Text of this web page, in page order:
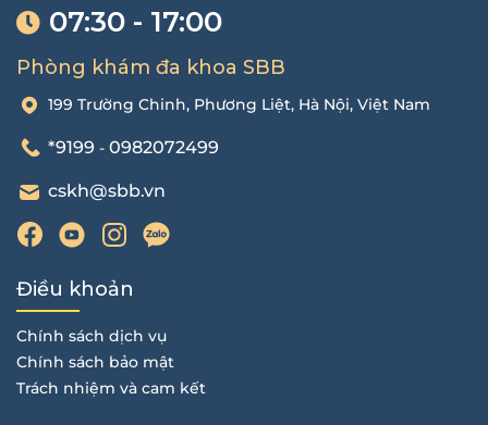
07:30 - 17:00
Phòng khám đa khoa SBB
199 Trường Chinh, Phương Liệt, Hà Nội, Việt Nam
*9199 - 0982072499
cskh@sbb.vn
Điều khoản
Chính sách dịch vụ
Chính sách bảo mật
Trách nhiệm và cam kết